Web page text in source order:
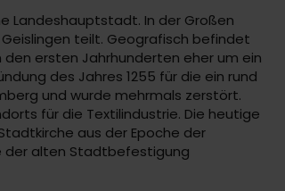
Landeshauptstadt. In der Großen
teilt. Geografisch befindet
den ersten Jahrhunderten eher um ein
des Jahres 1255 für die ein rund
und wurde mehrmals zerstört.
für die Textilindustrie. Die heutige
aus der Epoche der
der alten Stadtbefestigung